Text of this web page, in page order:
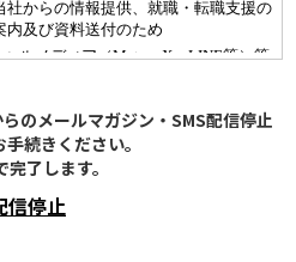
のメールマガジン・SMS配信停止
続きください。
了します。
信停止